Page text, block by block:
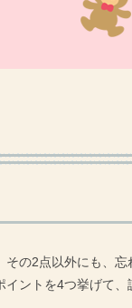
その2点以外にも、忘
ントを4つ挙げて、